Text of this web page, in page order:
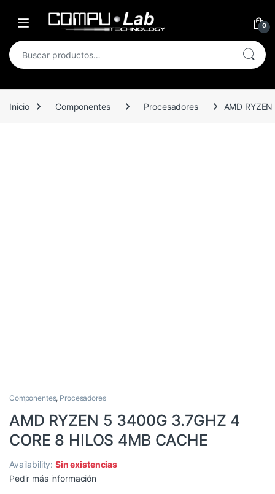
Open 0
Buscar por:
Inicio Componentes Procesadores AMD
Componentes, Procesadores
AMD RYZEN 5 3400G 3.7GHZ 4
CORE 8 HILOS 4MB CACHE
Availability:Sin existencias
Pedir más información